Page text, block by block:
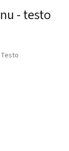
- testo
Testo